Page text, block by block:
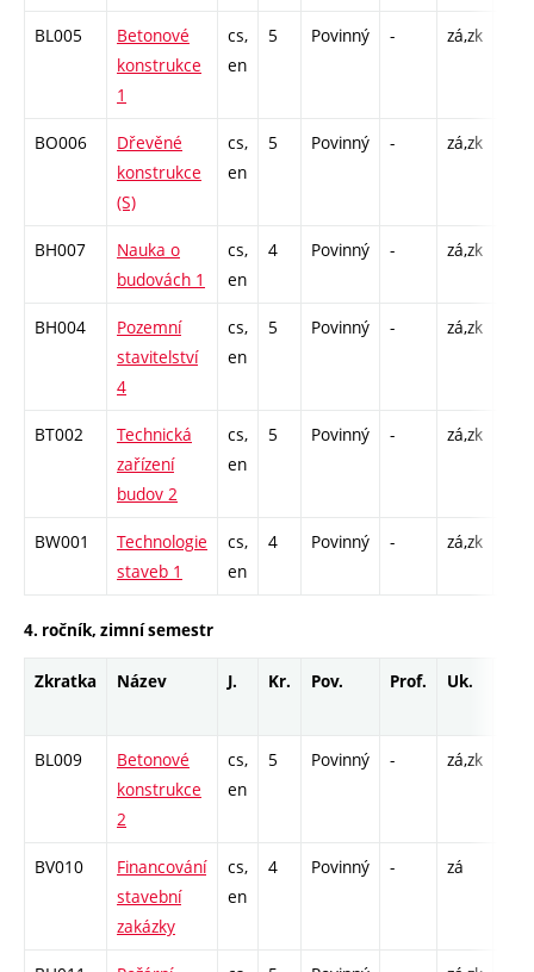
BL005
Betonové
konstrukce
1
cs,
en
5 Povinný - zá,zk
BO006
Dřevěné
konstrukce
(S)
cs,
en
5 Povinný - zá,zk
BH007
Nauka o
budovách 1
cs,
en
4 Povinný - zá,zk
BH004
Pozemní
stavitelství
4
cs,
en
5 Povinný - zá,zk
BT002
Technická
zařízení
budov 2
cs,
en
5 Povinný - zá,zk
BW001
Technologie
staveb 1
cs,
en
4 Povinný - zá,zk
4. ročník, zimní semestr
Zkratka Název J. Kr. Pov. Prof. Uk.
BL009
Betonové
konstrukce
2
cs,
en
5 Povinný - zá,zk
BV010
Financování
stavební
zakázky
cs,
en
4 Povinný - zá